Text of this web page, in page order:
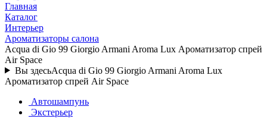
Главная
Каталог
Интерьер
Ароматизаторы салона
Acqua di Gio 99 Giorgio Armani Aroma Lux Ароматизатор спрей
Air Space
Вы здесьAcqua di Gio 99 Giorgio Armani Aroma Lux
Ароматизатор спрей Air Space
Автошампунь
Экстерьер